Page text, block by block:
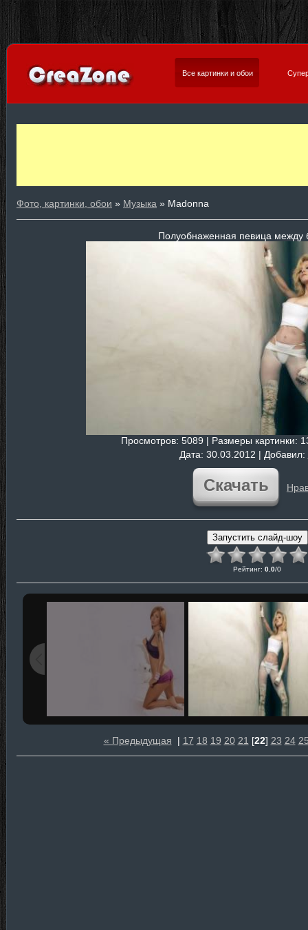
Все картинки и обои
Фото, картинки, обои » Музыка » Madonna
Полуобнаженная певица между
Просмотров: 5089 | Размеры картинки:
Дата: 30.03.2012 | Добавил:
Скачать
Рейтинг: 0.0/0
« Предыдущая | 17 18 19 20 21 [22] 23 24